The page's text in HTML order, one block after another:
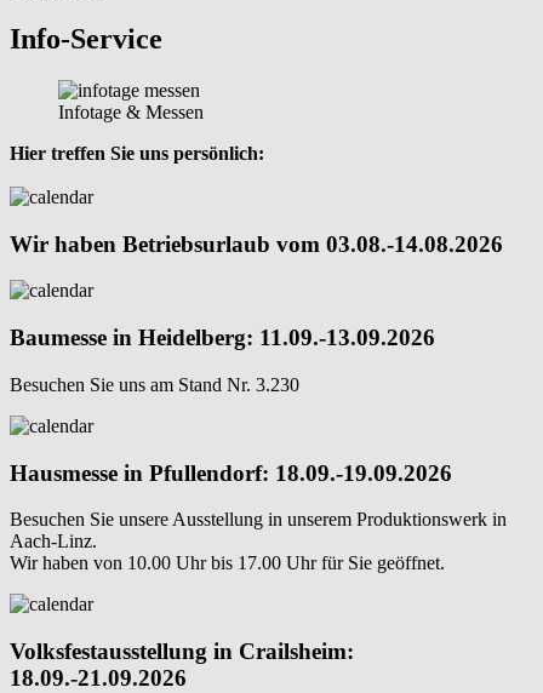
Info-Service
Infotage & Messen
Hier treffen Sie uns persönlich:
Wir haben Betriebsurlaub vom 03.08.-14.08.2026
Baumesse in Heidelberg: 11.09.-13.09.2026
Besuchen Sie uns am Stand Nr. 3.230
Hausmesse in Pfullendorf: 18.09.-19.09.2026
Besuchen Sie unsere Ausstellung in unserem Produktionswerk in
Aach-Linz.
Wir haben von 10.00 Uhr bis 17.00 Uhr für Sie geöffnet.
Volksfestausstellung in Crailsheim:
18.09.-21.09.2026